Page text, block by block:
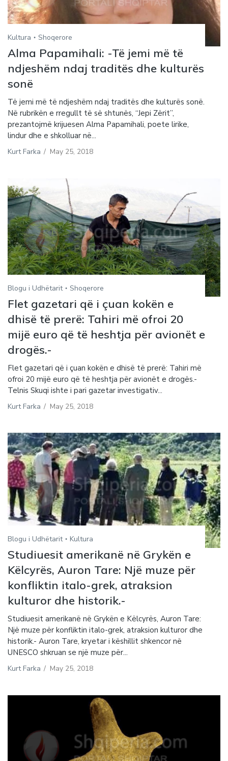
Kultura Shoqerore
Alma Papamihali: -Të jemi më të
ndjeshëm ndaj traditës dhe kulturës
sonë
Të jemi më të ndjeshëm ndaj traditës dhe kulturës sonë.
Në rubrikën e rregullt të së shtunës, “Jepi Zërit”,
prezantojmë krijuesen Alma Papamihali, poete lirike,
lindur dhe e shkolluar në...
Kurt Farka / May 25, 2018
Blogu i Udhëtarit Shoqerore
Flet gazetari që i çuan kokën e
dhisë të prerë: Tahiri më ofroi 20
mijë euro që të heshtja për avionët e
drogës.-
Flet gazetari që i çuan kokën e dhisë të prerë: Tahiri më
ofroi 20 mijë euro që të heshtja për avionët e drogës.-
Telnis Skuqi ishte i pari gazetar investigativ...
Kurt Farka / May 25, 2018
Blogu i Udhëtarit Kultura
Studiuesit amerikanë në Grykën e
Këlcyrës, Auron Tare: Një muze për
konfliktin italo-grek, atraksion
kulturor dhe historik.-
Studiuesit amerikanë në Grykën e Këlcyrës, Auron Tare:
Një muze për konfliktin italo-grek, atraksion kulturor dhe
historik.- Auron Tare, kryetar i këshillit shkencor në
UNESCO shkruan se një muze për...
Kurt Farka / May 25, 2018